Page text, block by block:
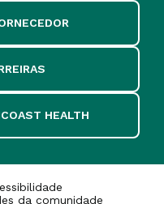
HEALTH
da comunidade